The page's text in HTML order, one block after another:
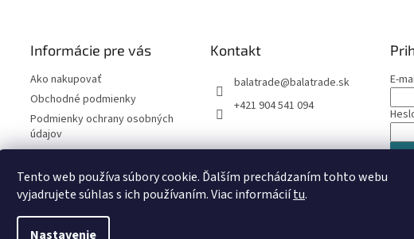
Tento web používa súbory cookie. Ďalším prechádzaním tohto webu
vyjadrujete súhlas s ich používaním. Viac informáciítu.
Nastavenie
Informácie pre vás
Ako nakupovať
Obchodné podmienky
Podmienky ochrany osobných
údajov
Kontakt
balatrade@balatrade.sk
+421 904 541 094
E-